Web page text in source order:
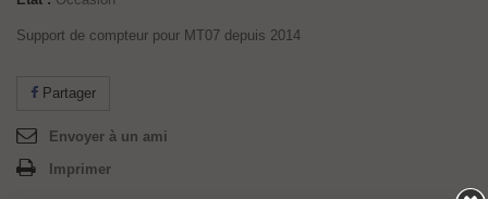
Support de compteur pour MT07 depuis 2014
Partager
Envoyer à un ami
Imprimer